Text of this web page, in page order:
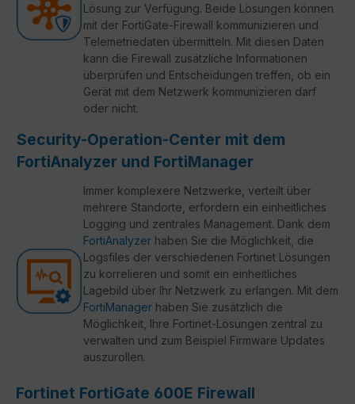
Lösung zur Verfügung. Beide Lösungen können
mit der FortiGate-Firewall kommunizieren und
Telemetriedaten übermitteln. Mit diesen Daten
kann die Firewall zusätzliche Informationen
überprüfen und Entscheidungen treffen, ob ein
Gerät mit dem Netzwerk kommunizieren darf
oder nicht.
Security-Operation-Center mit dem
FortiAnalyzer und FortiManager
Immer komplexere Netzwerke, verteilt über
mehrere Standorte, erfordern ein einheitliches
Logging und zentrales Management. Dank dem
FortiAnalyzer haben Sie die Möglichkeit, die
Logsfiles der verschiedenen Fortinet Lösungen
zu korrelieren und somit ein einheitliches
Lagebild über Ihr Netzwerk zu erlangen. Mit dem
FortiManager haben Sie zusätzlich die
Möglichkeit, Ihre Fortinet-Lösungen zentral zu
verwalten und zum Beispiel Firmware Updates
auszurollen.
Fortinet FortiGate 600E Firewall